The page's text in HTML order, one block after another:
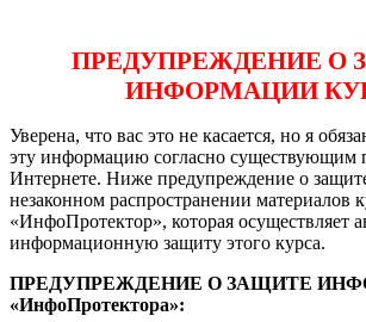
ПРЕДУПРЕЖДЕНИЕ О
ИНФОРМАЦИИ
Уверена, что вас это не касается, но я
эту информацию согласно существующим
Интернете. Ниже предупреждение о
незаконном распространении материалов
«ИнфоПротектор», которая осуществляет
информационную защиту этого курса.
ПРЕДУПРЕЖДЕНИЕ О ЗАЩИТЕ
«ИнфоПротектора»: